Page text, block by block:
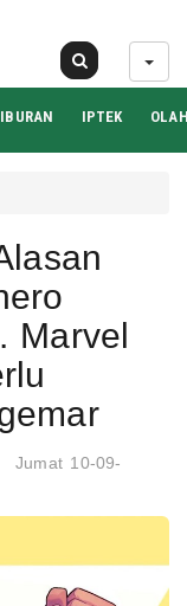
IPTEK
Marvel
Jumat 10-09-